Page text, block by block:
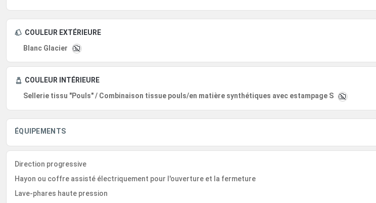
COULEUR EXTÉRIEURE
Blanc Glacier
COULEUR INTÉRIEURE
Sellerie tissu "Pouls" / Combinaison tissue pouls/en matière synthétiques avec estampage S
ÉQUIPEMENTS
Direction progressive
Hayon ou coffre assisté électriquement pour l'ouverture et la fermeture
Lave-phares haute pression